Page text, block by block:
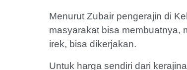
Menurut Zubair pengerajin di
masyarakat bisa membuatnya,
irek, bisa dikerjakan.
Untuk harga sendiri dari